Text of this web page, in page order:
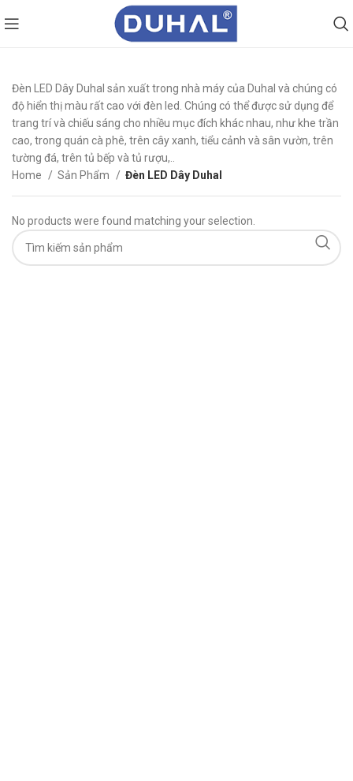
Đèn LED Dây Duhal sản xuất trong nhà máy của Duhal và chúng có
độ hiển thị màu rất cao với đèn led. Chúng có thể được sử dụng để
trang trí và chiếu sáng cho nhiều mục đích khác nhau, như khe trần
cao, trong quán cà phê, trên cây xanh, tiểu cảnh và sân vườn, trên
tường đá, trên tủ bếp và tủ rượu,..
Home
Sản Phẩm Đèn LED Dây Duhal
No products were found matching your selection.